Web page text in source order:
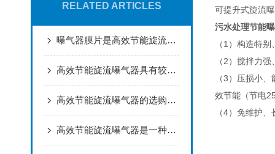
RELATED ARTICLES
曝气器膜片是高效节能旋流曝气器的核心部件
高效节能旋流曝气器具有较强的抗腐蚀性能
高效节能旋流曝气器的选购指南一起了解下
高效节能旋流曝气器是一种用于污水处理的设备
可提升式旋流
污水处理节能
（1）构造特
（2）搅拌力
（3）压损小
效节能（节电
（4）免维护